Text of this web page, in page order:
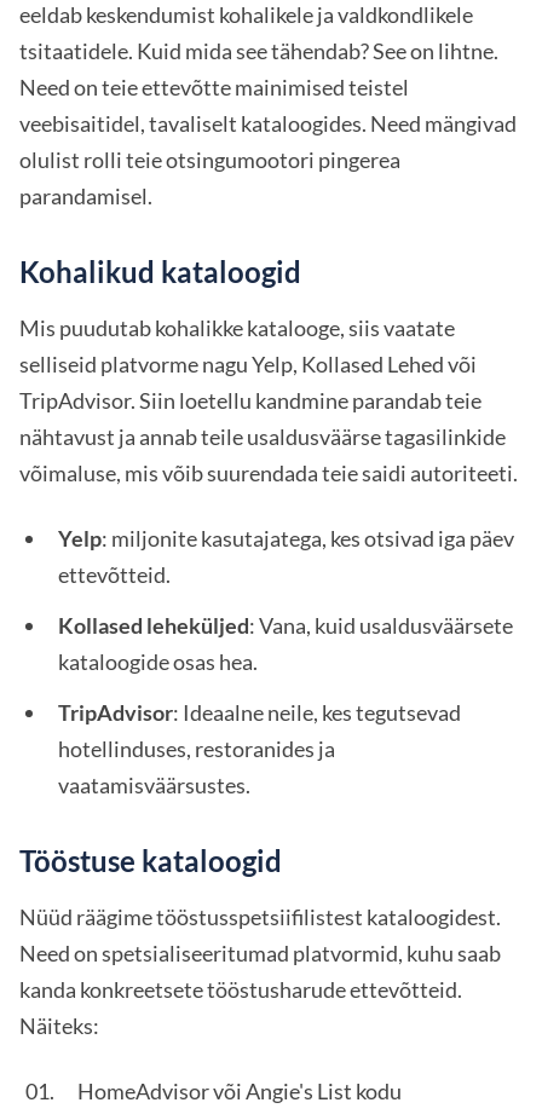
eeldab keskendumist kohalikele ja valdkondlikele
tsitaatidele. Kuid mida see tähendab? See on lihtne.
Need on teie ettevõtte mainimised teistel
veebisaitidel, tavaliselt kataloogides. Need mängivad
olulist rolli teie otsingumootori pingerea
parandamisel.
Kohalikud kataloogid
Mis puudutab kohalikke katalooge, siis vaatate
selliseid platvorme nagu Yelp, Kollased Lehed või
TripAdvisor. Siin loetellu kandmine parandab teie
nähtavust ja annab teile usaldusväärse tagasilinkide
võimaluse, mis võib suurendada teie saidi autoriteeti.
Yelp: miljonite kasutajatega, kes otsivad iga päev
ettevõtteid.
Kollased leheküljed: Vana, kuid usaldusväärsete
kataloogide osas hea.
TripAdvisor: Ideaalne neile, kes tegutsevad
hotellinduses, restoranides ja
vaatamisväärsustes.
Tööstuse kataloogid
Nüüd räägime tööstusspetsiifilistest kataloogidest.
Need on spetsialiseeritumad platvormid, kuhu saab
kanda konkreetsete tööstusharude ettevõtteid.
Näiteks:
HomeAdvisor või Angie's List kodu